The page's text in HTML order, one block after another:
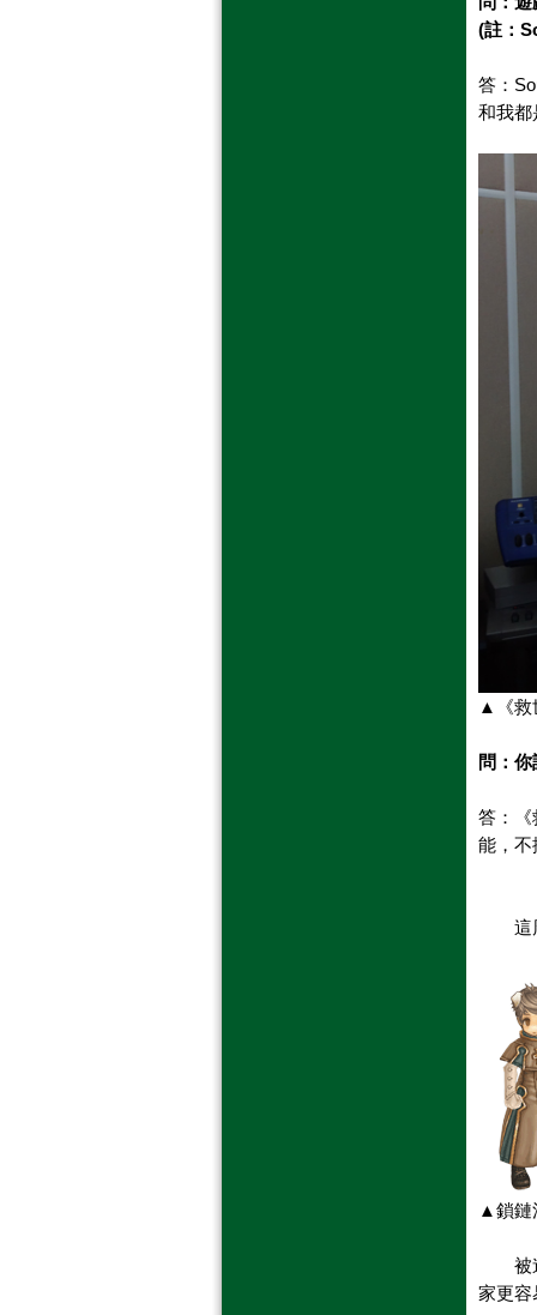
(註：
答：
和我
▲ 《
問：
答：
能，不
這周
▲鎖
被連
家更容